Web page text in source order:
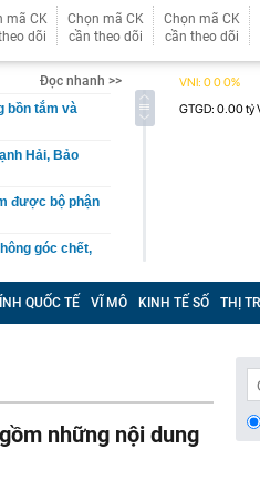
mã CK
dõi
Chọn mã CK
cần theo dõi
Chọn mã CK
cần theo dõi
Đọc nhanh >>
bồn tắm và
Hải, Bảo
được bộ phận
góc chết,
sách lớn
khóc, tuyệt
Phú Quốc:
QUỐC TẾ VĨ MÔ KINH TẾ SỐ THỊ
những nội dung